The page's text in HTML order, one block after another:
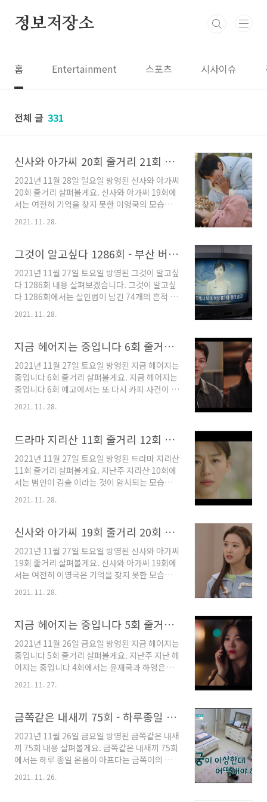
정보저장소
홈 Entertainment 스포츠 시사이슈
전체 글 331
신사와 아가씨 20회 줄거리 21회 예고 - 이영국 박단단 뽀뽀
2021년 11월 28일 일요일 방영된 신사와 아가씨
20회 줄거리 살펴볼게요. 신사와 아가씨 19회에
서는 여전히 기억을 찾지 못한 이영국의 모습과,
벌써부터 안주인 행세를 하는 조사라의 모습이
그려졌었는데요, 이영국이 기억을 되찾을 수 있
이영국은 고변호사를 통해 본인이 나이 차이가
는 놀라는 모습이었어요. 아무래도 본인이 바람
을 핀 것 같다며 이 사실을 비밀로 해달라고 했어
요. 조실장의 말이 거짓말일 것이라고는 상상도
못하는 모습이었죠. 조실장과 사귀면서 또 다른
어요. 그리고는 조실장 누나를 놔두고 어린 여자
와 바람을 ..
2021. 11. 28.
그것이 알고싶다 1286회 - 부산 버킹검 모텔 살인사건
2021년 11월 27일 토요일 방영된 그것이 알고싶
다 1286회 내용 살펴보겠습니다. 그것이 알고싶
다 1286회에서는 살인범이 남긴 74개의 흔적 -
부산 버킹검 모텔 살인사건을 다루었는데요, 어
떤 내용인지 살펴보도록 할게요. 그것이 알고싶
이었습니다. 사망 당시 46세였던 김미영씨는 평
본인이 운영하는 모텔에서 야간 근무를 했다고
했어요. 오후 8시부터 다음날 오전 10시까지 모
텔에서 일을 했다고 했죠. 어느 날 미영씨와 교대
를 위해 출근을 한 직원들은 미영씨가 흉기에 찔
목, 어깨 부위에 21개, 등과 허리에 ..
2021. 11. 28.
지금 헤어지는 중입니다 6회 줄거리 7회 예고
2021년 11월 27일 토요일 방영된 지금 헤어지는
중입니다 6회 줄거리 살펴볼게요. 지금 헤어지는
중입니다 6회 예고에서는 또 다시 카피 사건이 벌
어지는 것이 예고되었고 윤재국과 하영은이 좀
더 가까워지는 모습을 볼 수 있었는데요, 어떤 이
레르메리 사이에 카피 문제가 발생했어요. 두 브
랜드가 너무나도 똑같은 치마 디자인을 내놓은거
죠. 그것도 원단까지 똑같은걸로 말이에요. 황치
형은 정소영을 불러다 어제 본인이 재밌는 것을
봤다며 그 쪽이 한거 아니냐고 물었어요. 정소영
은 본인이 아니라고 했어요. 그 쪽같은 사람에게
메리가 디자인을 먼저 냈다며 끌레르메리쪽 손을
들어주겠다..
2021. 11. 28.
드라마 지리산 11회 줄거리 12회 예고
2021년 11월 27일 토요일 방영된 드라마 지리산
11회 줄거리 살펴볼게요. 지난주 지리산 10회에
서는 범인이 김솔 이라는 것이 암시되는 모습이
있을지 지리산 11회 내용 살펴보도록 하겠습니
다 쓰러진 서이강을 김솔이 발견하게 됩니다. 김
솔은 서이강을 분소로 데려다주죠. 조대진은 이
다원 사망사건 용의자로 잡혀갔어요. 김솔은 장
갑같은 것은 누구나 가져갈 수 있지 않냐며 조대
진이 범인이 아닐수도 있지 않냐는 뉘앙스를 풍
깁니다. 굳이 왜 이런 소리를 하는 걸까요? 서이
도 나를 의심하냐는 조대진에게 그저 그 날 무슨
일이 있었..
2021. 11. 28.
신사와 아가씨 19회 줄거리 20회 예고
2021년 11월 27일 토요일 방영된 신사와 아가씨
19회 줄거리 살펴볼게요. 신사와 아가씨 19회에
서는 여전히 이영국은 기억을 찾지 못한 모습이
지 신사와 아가씨 19회 내용 살펴보도록 하겠습
이영국은 박단단을 보고 심장이 뛰는 것을 느꼈
어요. 심장이 시큰 거리는 느낌에 사고 후유증인
가 걱정하는 모습이었죠. 조사라는 이영국이 박
단단과 숨바꼭질을 하다 심장이 쿵쾅거렸다는 이
야기를 듣고 박단단을 좋아했던 감정이 살아나
몸으로 반응하는 것인지 걱정이 되었어요. 애들
단을 경계하는 모습이었어요. 이영국이 걱정돼
서재에 들어갔다 나오..
2021. 11. 28.
지금 헤어지는 중입니다 5회 줄거리 6회 예고
2021년 11월 26일 금요일 방영된 지금 헤어지는
중입니다 5회 줄거리 살펴볼게요. 지난주 지난 헤
어지는 중입니다 4회에서는 윤재국과 하영은의
오랜 인연이 조금씩 드러나는 모습이 그려졌는데
요, 두 사람의 로맨스가 어떻게 발전되어갈지 살
는 하영은. 하지만 생각보다 상황은 쉽게 돌아가
신규 라이센스 브랜드인 끌레르메리에서 채가는
모습이었죠. 하영은은 황치숙에게 가서 따졌지만
소용이 없었어요. 황치숙은 그동안 본인도 널 봐
준게 많다며 이제는 봐주지 않겠다고 했어요. 너
2021. 11. 27.
금쪽같은 내새끼 75회 - 하루종일 온몸이 아픈 금쪽이 신체화 장애
2021년 11월 26일 금요일 방영된 금쪽같은 내새
끼 75회 내용 살펴볼게요. 금쪽같은 내새끼 75회
에서는 하루 종일 온몸이 아프다는 금쪽이의 모
습이 그려졌고, 오은영 박사는 신체화 장애 라는
진단을 내렸는데요, 어떤 내용인지 살펴보도록
2021. 11. 26.